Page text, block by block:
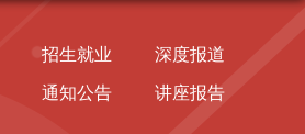
招生就业 深度报道
通知公告 讲座报告